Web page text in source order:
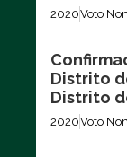
2020Voto
Distrito
Distrito
2020Voto